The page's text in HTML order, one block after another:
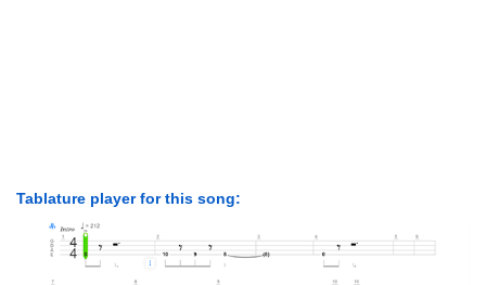
Tablature player for this song: